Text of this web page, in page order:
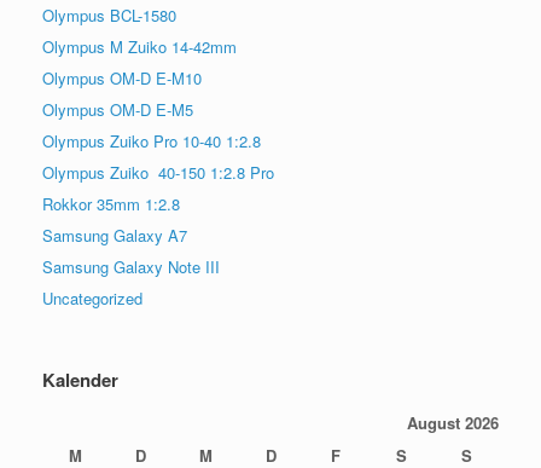
Olympus BCL-1580
Olympus M Zuiko 14-42mm
Olympus OM-D E-M10
Olympus OM-D E-M5
Olympus Zuiko Pro 10-40 1:2.8
Olympus Zuiko 40-150 1:2.8 Pro
Rokkor 35mm 1:2.8
Samsung Galaxy A7
Samsung Galaxy Note III
Uncategorized
Kalender
August 2026
M
D M D F S
S